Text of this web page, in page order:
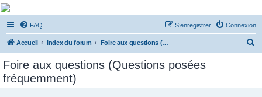
De Musicae Militari -
Forums
Forums de discussions
FAQ Connexion
S’enregistrer
Accueil Index du forum Foire aux questions (Questions posées fréquemment)
Foire aux questions (Questions posées
fréquemment)